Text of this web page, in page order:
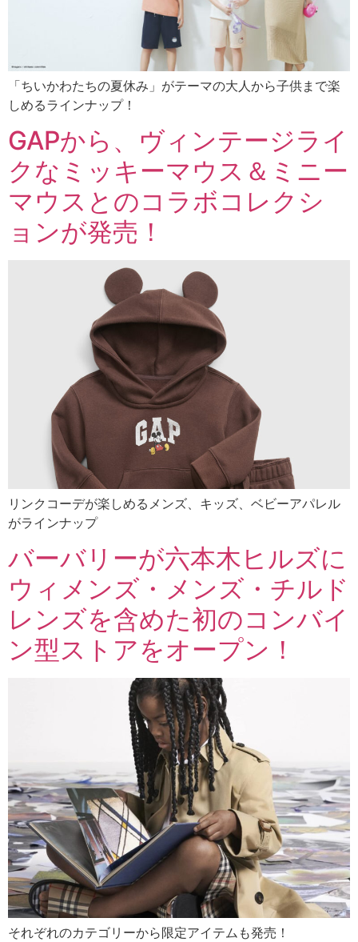
「ちいかわたちの夏休み」がテーマの大人から子供まで楽
しめるラインナップ！
GAPから、ヴィンテージライ
クなミッキーマウス＆ミニー
マウスとのコラボコレクシ
ョンが発売！
リンクコーデが楽しめるメンズ、キッズ、ベビーアパレル
がラインナップ
バーバリーが六本木ヒルズに
ウィメンズ・メンズ・チルド
レンズを含めた初のコンバイ
ン型ストアをオープン！
それぞれのカテゴリーから限定アイテムも発売！